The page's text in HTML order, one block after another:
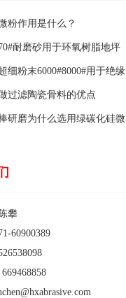
粉作用是什么？
耐磨砂用于环氧树脂地坪
有哪些？
细粉末6000#8000#用于绝缘
过滤陶瓷骨料的优点
研磨为什么选用绿碳化硅微
攀
60900389